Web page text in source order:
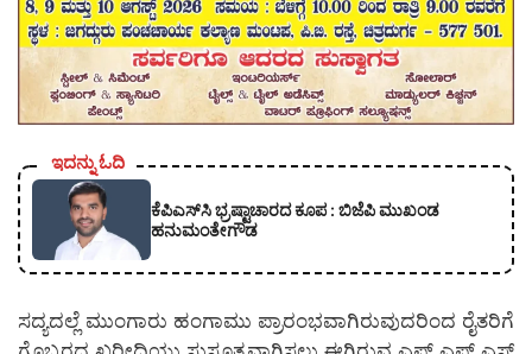
ಇದನ್ನು ಓದಿ
ಕೆಪಿಎಸ್‍ಸಿ ಭ್ರಷ್ಟಾಚಾರದ ಕೂಪ : ಬಿಜೆಪಿ ಮುಖಂಡ
ಹನುಮಂತೇಗೌಡ
ಸದ್ಯದಲ್ಲೆ ಮುಂಗಾರು ಹಂಗಾಮು ಪ್ರಾರಂಭವಾಗಿರುವುದರಿಂದ ರೈತರಿಗೆ